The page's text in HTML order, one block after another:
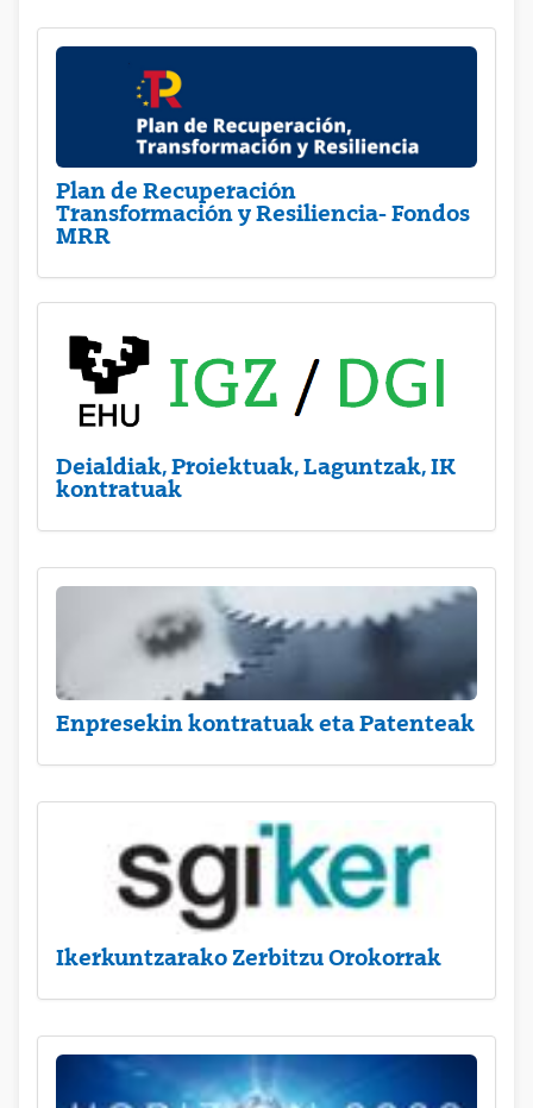
Plan de Recuperación
Transformación y Resiliencia- Fondos
MRR
Deialdiak, Proiektuak, Laguntzak, IK
kontratuak
Enpresekin kontratuak eta Patenteak
Ikerkuntzarako Zerbitzu Orokorrak